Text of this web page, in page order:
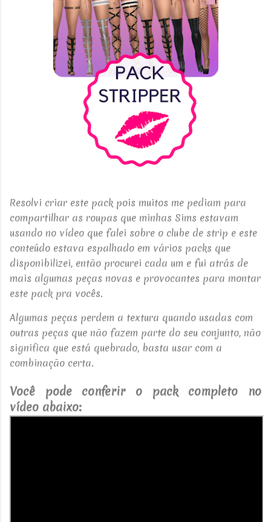
Resolvi criar este pack pois muitos me pediam para
compartilhar as roupas que minhas Sims estavam
usando no vídeo que falei sobre o clube de strip e este
conteúdo estava espalhado em vários packs que
disponibilizei, então procurei cada um e fui atrás de
mais algumas peças novas e provocantes para montar
este pack pra vocês.
Algumas peças perdem a textura quando usadas com
outras peças que não fazem parte do seu conjunto, não
significa que está quebrado, basta usar com a
combinação certa.
Você pode conferir o pack completo no
vídeo abaixo: